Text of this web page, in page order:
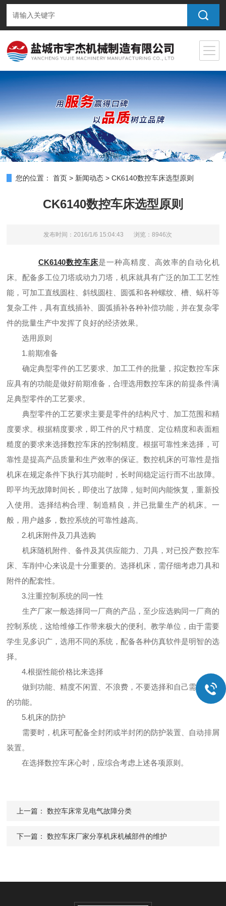
您的位置： 首页 > 新闻动态 >CK6140数控车床选型原则
CK6140数控车床选型原则
发布时间：2016/1/6 15:04:43 浏览：8946次
CK6140数控车床是一种高精度、高效率的自动化机
床。配备多工位刀塔或动力刀塔，机床就具有广泛的加工工艺性
能，可加工直线圆柱、斜线圆柱、圆弧和各种螺纹、槽、蜗杆等
复杂工件，具有直线插补、圆弧插补各种补偿功能，并在复杂零
件的批量生产中发挥了良好的经济效果。
选用原则
1.前期准备
确定典型零件的工艺要求、加工工件的批量，拟定数控车床
应具有的功能是做好前期准备，合理选用数控车床的前提条件满
足典型零件的工艺要求。
典型零件的工艺要求主要是零件的结构尺寸、加工范围和精
度要求。根据精度要求，即工件的尺寸精度、定位精度和表面粗
糙度的要求来选择数控车床的控制精度。根据可靠性来选择，可
靠性是提高产品质量和生产效率的保证。数控机床的可靠性是指
机床在规定条件下执行其功能时，长时间稳定运行而不出故障。
即平均无故障时间长，即使出了故障，短时间内能恢复，重新投
入使用。选择结构合理、制造精良，并已批量生产的机床。一
般，用户越多，数控系统的可靠性越高。
2.机床附件及刀具选购
机床随机附件、备件及其供应能力、刀具，对已投产数控车
床、车削中心来说是十分重要的。选择机床，需仔细考虑刀具和
附件的配套性。
3.注重控制系统的同一性
生产厂家一般选择同一厂商的产品，至少应选购同一厂商的
控制系统，这给维修工作带来极大的便利。教学单位，由于需要
学生见多识广，选用不同的系统，配备各种仿真软件是明智的选
择。
4.根据性能价格比来选择
做到功能、精度不闲置、不浪费，不要选择和自己需要无关
的功能。
5.机床的防护
需要时，机床可配备全封闭或半封闭的防护装置、自动排屑
装置。
在选择数控车床心时，应综合考虑上述各项原则。
上一篇：数控车床常见电气故障分类
下一篇：数控车床厂家分享机床机械部件的维护